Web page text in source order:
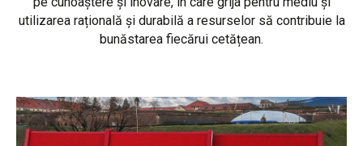
utilizarea rațională și durabilă a resurselor să contribuie la
bunăstarea fiecărui cetățean.